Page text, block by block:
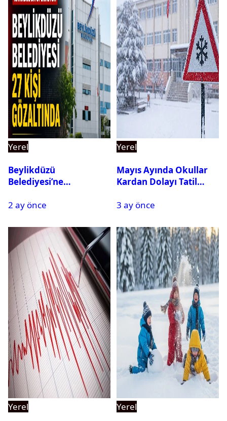
Yerel
Beylikdüzü
Belediyesi’ne
Gözaltına Alındı
2 ay önce
Yerel
Mayıs Ayında Okullar
Kardan Dolayı Tatil
3 ay önce
Yerel
Yerel